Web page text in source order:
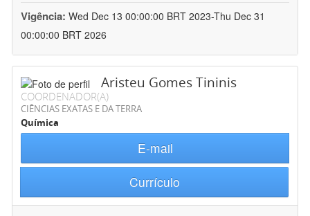
Vigência: Wed Dec 13 00:00:00 BRT 2023-Thu Dec 31
00:00:00 BRT 2026
Aristeu Gomes Tininis
COORDENADOR(A)
CIÊNCIAS EXATAS E DA TERRA
Química
E-mail
Currículo